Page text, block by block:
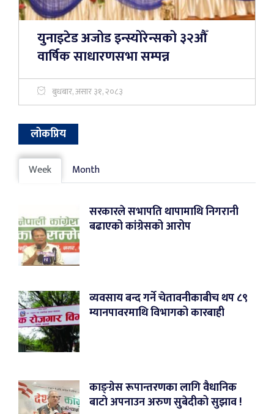
युनाइटेड अजोड इन्स्योरेन्सको ३२औँ
वार्षिक साधारणसभा सम्पन्न
बुधबार, असार ३१, २०८३
लोकप्रिय
Week Month
सरकारले सभापति थापामाथि निगरानी
बढाएको कांग्रेसको आरोप
व्यवसाय बन्द गर्ने चेतावनीकाबीच थप ८९
म्यानपावरमाथि विभागको कारबाही
काङ्ग्रेस रूपान्तरणका लागि वैधानिक
बाटो अपनाउन अरुण सुबेदीको सुझाव !